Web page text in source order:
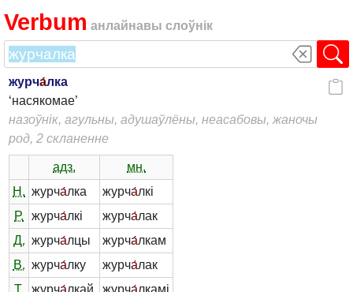
Verbum анлайнавы слоўнік
журча́лка
‘насякомае’
назоўнік, агульны, адушаўлёны, неасабовы, жаночы
род, 2 скланенне
адз.
мн.
Н. журча́лка журча́лкі
Р.
журча́лкі журча́лак
Д. журча́лцы журча́лкам
В. журча́лку журча́лак
Т.
журча́лкай
журча́лкамі